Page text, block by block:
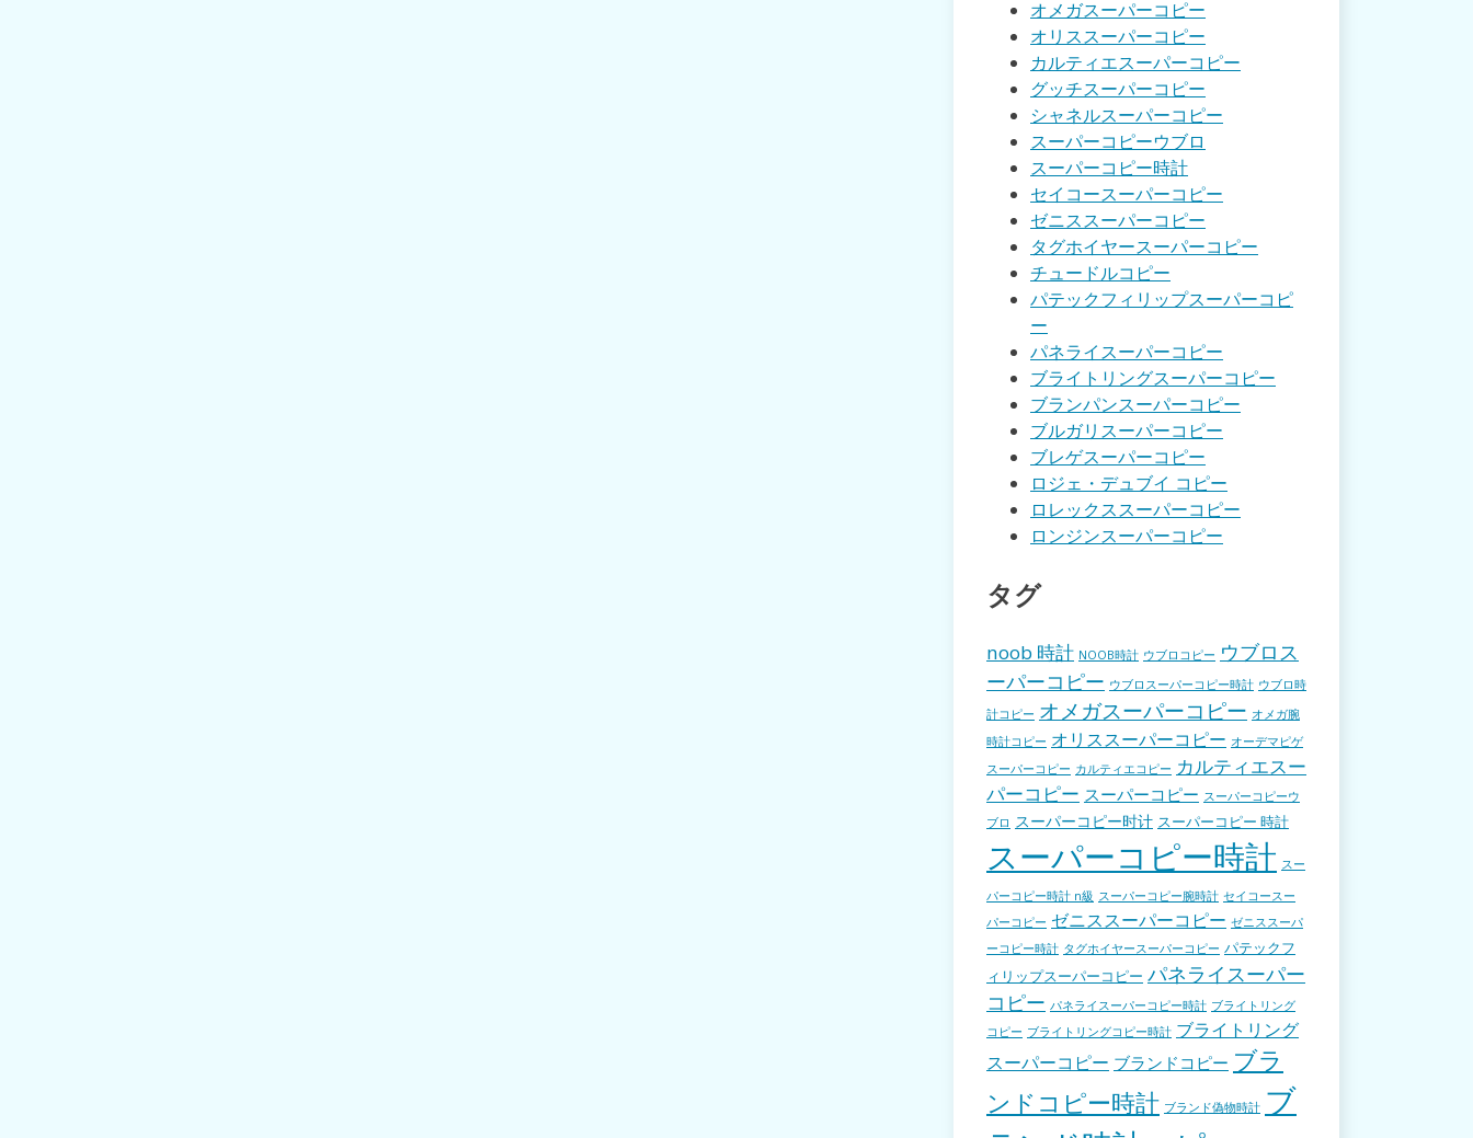
オメガスーパーコピー
オリススーパーコピー
カルティエスーパーコピー
グッチスーパーコピー
シャネルスーパーコピー
スーパーコピーウブロ
スーパーコピー時計
セイコースーパーコピー
ゼニススーパーコピー
タグホイヤースーパーコピー
チュードルコピー
パテックフィリップスーパーコピ
ー
パネライスーパーコピー
ブライトリングスーパーコピー
ブランパンスーパーコピー
ブルガリスーパーコピー
ブレゲスーパーコピー
ロジェ・デュブイ コピー
ロレックススーパーコピー
ロンジンスーパーコピー
タグ
noob 時計 NOOB時計 ウブロコピー ウブロス
ーパーコピー ウブロスーパーコピー時計 ウブロ時
計コピー オメガスーパーコピー オメガ腕
時計コピー オリススーパーコピー オーデマピゲ
スーパーコピー カルティエコピー カルティエスー
パーコピー スーパーコピー スーパーコピーウ
ブロ スーパーコピー时计 スーパーコピー 時計
スーパーコピー時計 スー
パーコピー時計 n級 スーパーコピー腕時計 セイコースー
パーコピー ゼニススーパーコピー ゼニススーパ
ーコピー時計 タグホイヤースーパーコピー パテックフ
ィリップスーパーコピー パネライスーパー
コピー パネライスーパーコピー時計 ブライトリング
コピー ブライトリングコピー時計 ブライトリング
スーパーコピー ブランドコピー ブラ
ンドコピー時計 ブランド偽物時計 ブ